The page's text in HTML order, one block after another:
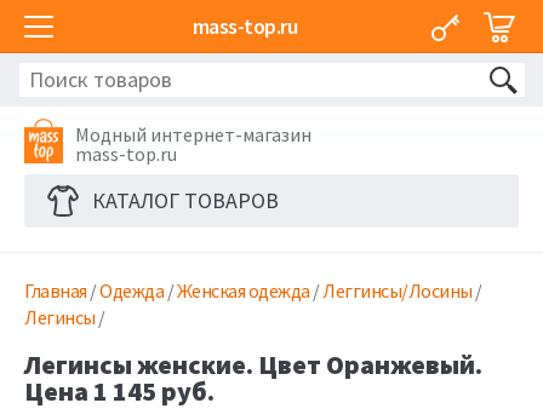
mass-top.ru
Модный интернет-магазин
mass-top.ru
КАТАЛОГ ТОВАРОВ
Главная /Одежда /Женская одежда /Леггинсы/Лосины /
Легинсы /
Легинсы женские. Цвет Оранжевый.
Цена 1 145 руб.